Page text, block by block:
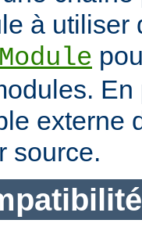
à utiliser
externe
source.